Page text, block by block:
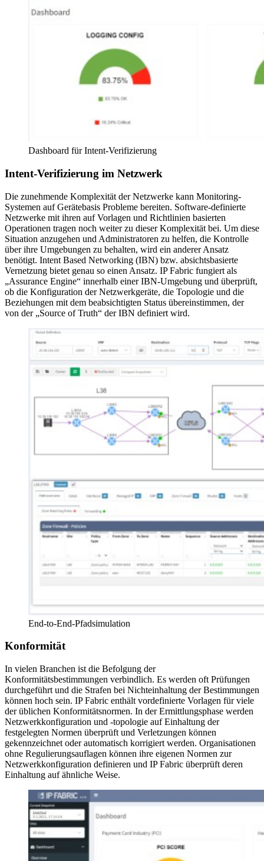
Dashboard für Intent-Verifizierung
Intent-Verifizierung im Netzwerk
Die zunehmende Komplexität der Netzwerke kann Monitoring-
Systemen auf Gerätebasis Probleme bereiten. Software-definierte
Netzwerke mit ihren auf Vorlagen und Richtlinien basierten
Operationen tragen noch weiter zu dieser Komplexität bei. Um diese
Situation anzugehen und Administratoren zu helfen, die Kontrolle
über ihre Umgebungen zu behalten, wird ein anderer Ansatz
benötigt. Intent Based Networking (IBN) bzw. absichtsbasierte
Vernetzung bietet genau so einen Ansatz. IP Fabric fungiert als
„Assurance Engine“ innerhalb einer IBN-Umgebung und überprüft,
ob die Konfiguration der Netzwerkgeräte, die Topologie und die
Beziehungen mit dem beabsichtigten Status übereinstimmen, der
von der „Source of Truth“ der IBN definiert wird.
End-to-End-Pfadsimulation
Konformität
In vielen Branchen ist die Befolgung der
Konformitätsbestimmungen verbindlich. Es werden oft Prüfungen
durchgeführt und die Strafen bei Nichteinhaltung der Bestimmungen
können hoch sein. IP Fabric enthält vordefinierte Vorlagen für viele
der üblichen Konformitätsnormen. In der Ermittlungsphase werden
Netzwerkkonfiguration und -topologie auf Einhaltung der
festgelegten Normen überprüft und Verletzungen können
gekennzeichnet oder automatisch korrigiert werden. Organisationen
ohne Regulierungsauflagen können ihre eigenen Normen zur
Netzwerkkonfiguration definieren und IP Fabric überprüft deren
Einhaltung auf ähnliche Weise.